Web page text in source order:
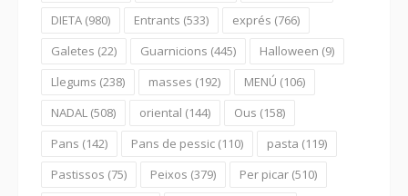
DIETA (980) Entrants (533) exprés (766)
Galetes (22) Guarnicions (445) Halloween (9)
Llegums (238) masses (192) MENÚ (106)
NADAL (508) oriental (144) Ous (158)
Pans (142) Pans de pessic (110) pasta (119)
Pastissos (75) Peixos (379) Per picar (510)